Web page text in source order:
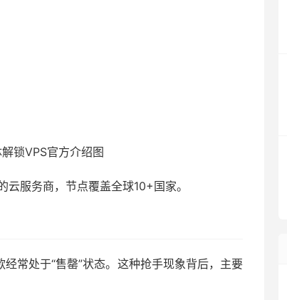
服务商，节点覆盖全球10+国家。
常处于“售罄”状态。这种抢手现象背后，主要